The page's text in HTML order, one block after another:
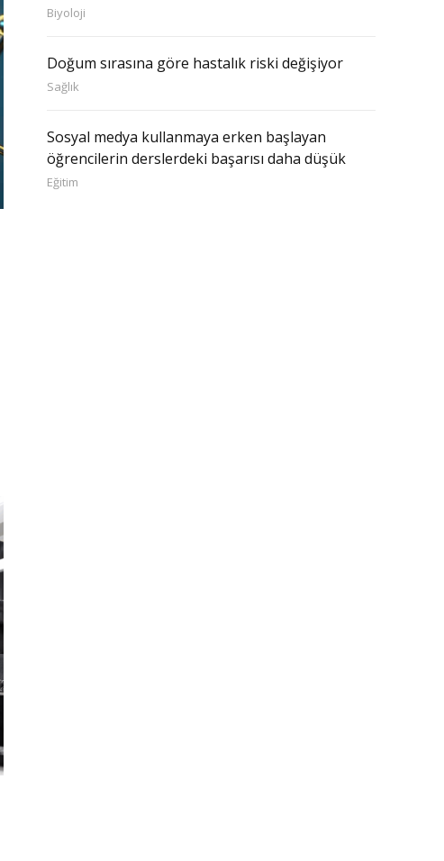
Biyoloji
Doğum sırasına göre hastalık riski değişiyor
Sağlık
Sosyal medya kullanmaya erken başlayan
öğrencilerin derslerdeki başarısı daha düşük
Eğitim